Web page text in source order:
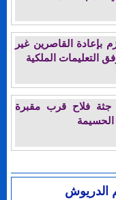
بإعادة القاصرين غير
التعليمات الملكية
جثة فلاح قرب مقبرة
الحسيمة
الدريوش